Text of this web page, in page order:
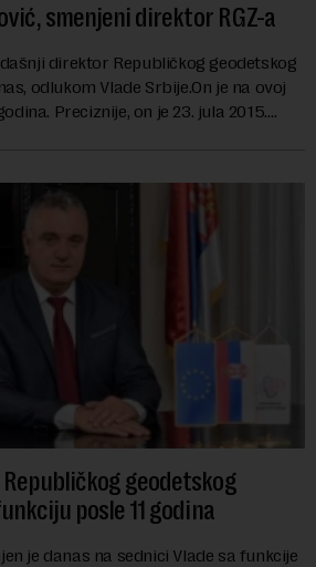
smenjeni direktor RGZ-a
direktor Republičkog geodetskog
odlukom Vlade Srbije.On je na ovoj
Preciznije, on je 23. jula 2015.
geodetskog
posle 11 godina
je danas na sednici Vlade sa funkcije